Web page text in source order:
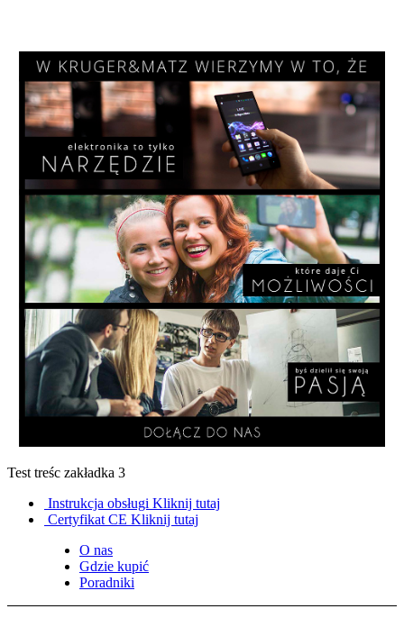
Test treśc zakładka 3
Instrukcja obsługi Kliknij tutaj
Certyfikat CE Kliknij tutaj
O nas
Gdzie kupić
Poradniki